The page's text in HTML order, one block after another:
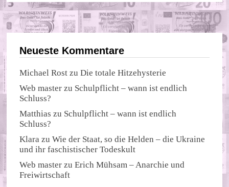
Neueste Kommentare
Michael Rost zuDie totale Hitzehysterie
Web master zu Schulpflicht – wann ist endlich
Schluss?
Matthias zu Schulpflicht – wann ist endlich
Schluss?
Klara zuWie der Staat, so die Helden – die Ukraine
und ihr faschistischer Todeskult
Web master zuErich Mühsam – Anarchie und
Freiwirtschaft